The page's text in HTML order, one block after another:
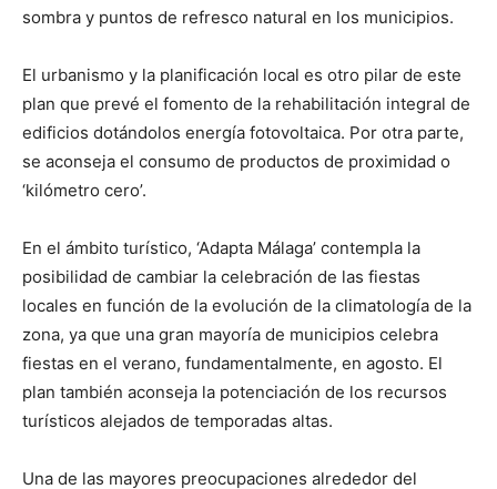
sombra y puntos de refresco natural en los municipios.
El urbanismo y la planificación local es otro pilar de este
plan que prevé el fomento de la rehabilitación integral de
edificios dotándolos energía fotovoltaica. Por otra parte,
se aconseja el consumo de productos de proximidad o
‘kilómetro cero’.
En el ámbito turístico, ‘Adapta Málaga’ contempla la
posibilidad de cambiar la celebración de las fiestas
locales en función de la evolución de la climatología de la
zona, ya que una gran mayoría de municipios celebra
fiestas en el verano, fundamentalmente, en agosto. El
plan también aconseja la potenciación de los recursos
turísticos alejados de temporadas altas.
Una de las mayores preocupaciones alrededor del